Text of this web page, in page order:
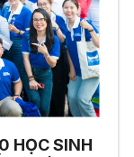
HỌC SINH